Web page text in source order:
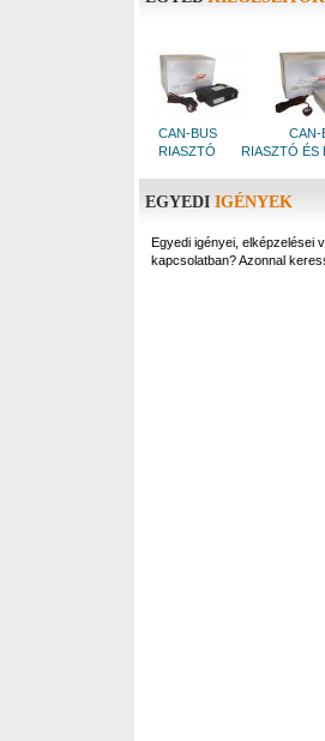
CAN-BUS CAN-
RIASZTÓ
RIASZTÓ ÉS
EGYEDIIGÉNYEK
Egyedi igényei, elképzelései
kapcsolatban? Azonnal